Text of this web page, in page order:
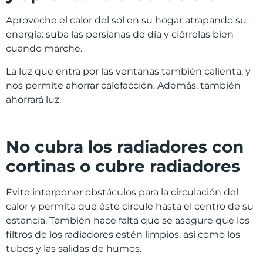
Aproveche el calor del sol en su hogar atrapando su
energía: suba las persianas de día y ciérrelas bien
cuando marche.
La luz que entra por las ventanas también calienta, y
nos permite ahorrar calefacción. Además, también
ahorrará luz.
No cubra los radiadores con
cortinas o cubre radiadores
Evite interponer obstáculos para la circulación del
calor y permita que éste circule hasta el centro de su
estancia. También hace falta que se asegure que los
filtros de los radiadores estén limpios, así como los
tubos y las salidas de humos.